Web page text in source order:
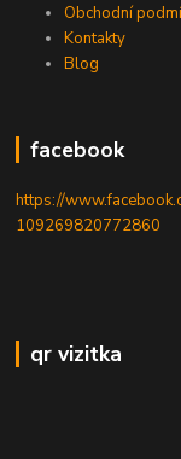
Obchodní
Kontakty
Blog
facebook
https://
109269820772860
qr vizitka